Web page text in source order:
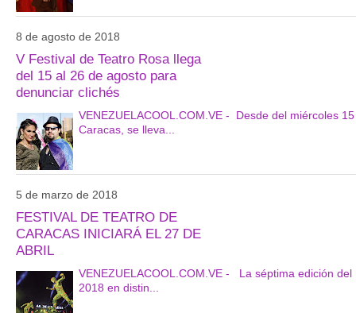
8 de agosto de 2018
V Festival de Teatro Rosa llega
del 15 al 26 de agosto para
denunciar clichés
VENEZUELACOOL.COM.VE - Desde del miércoles
Caracas, se lleva...
5 de marzo de 2018
FESTIVAL DE TEATRO DE
CARACAS INICIARÁ EL 27 DE
ABRIL
VENEZUELACOOL.COM.VE - La séptima edición
2018 en distin...